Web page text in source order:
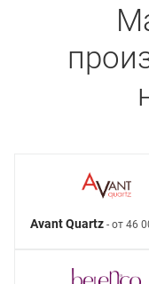
Avant Quartz - от 46